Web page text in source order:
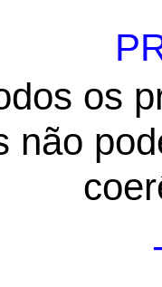
os
não